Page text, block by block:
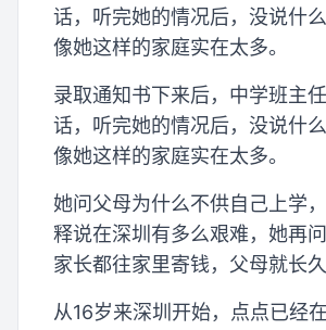
话，听完她的情况后，没说什么
像她这样的家庭实在太多。
录取通知书下来后，中学班主
话，听完她的情况后，没说什么
像她这样的家庭实在太多。
她问父母为什么不供自己上学
释说在深圳有多么艰难，她再
家长都往家里寄钱，父母就长久
从16岁来深圳开始，点点已经